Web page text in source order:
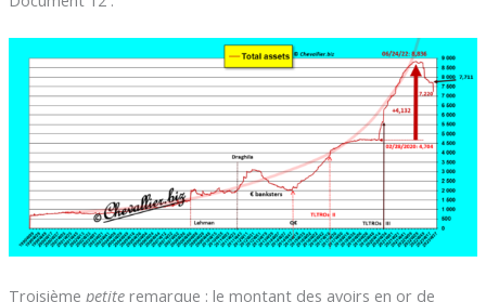
Troisième petiteremarque : le montant des avoirs en or de